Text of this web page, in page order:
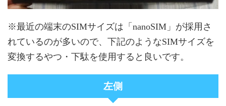
※最近の端末のSIMサイズは「nanoSIM」が採用さ
れているのが多いので、下記のようなSIMサイズを
変換するやつ・下駄を使用すると良いです。
左側